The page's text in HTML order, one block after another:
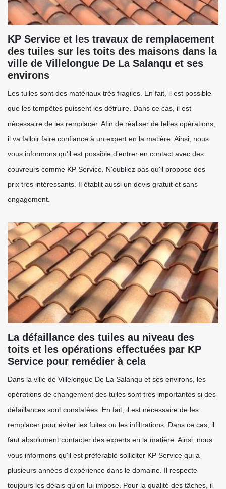
KP Service et les travaux de remplacement
des tuiles sur les toits des maisons dans la
ville de Villelongue De La Salanqu et ses
environs
Les tuiles sont des matériaux très fragiles. En fait, il est possible
que les tempêtes puissent les détruire. Dans ce cas, il est
nécessaire de les remplacer. Afin de réaliser de telles opérations,
il va falloir faire confiance à un expert en la matière. Ainsi, nous
vous informons qu'il est possible d'entrer en contact avec des
couvreurs comme KP Service. N'oubliez pas qu'il propose des
prix très intéressants. Il établit aussi un devis gratuit et sans
engagement.
La défaillance des tuiles au niveau des
toits et les opérations effectuées par KP
Service pour remédier à cela
Dans la ville de Villelongue De La Salanqu et ses environs, les
opérations de changement des tuiles sont très importantes si des
défaillances sont constatées. En fait, il est nécessaire de les
remplacer pour éviter les fuites ou les infiltrations. Dans ce cas, il
faut absolument contacter des experts en la matière. Ainsi, nous
vous informons qu'il est préférable solliciter KP Service qui a
plusieurs années d'expérience dans le domaine. Il respecte
toujours les délais qu'on lui impose. Pour la qualité des tâches, il